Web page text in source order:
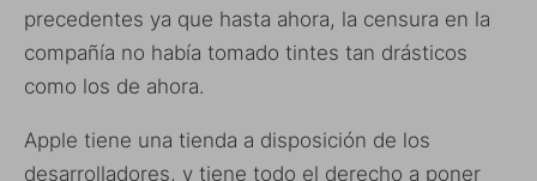
precedentes ya que hasta ahora, la censura en la
compañía no había tomado tintes tan drásticos
como los de ahora.
Apple tiene una tienda a disposición de los
desarrolladores, y tiene todo el derecho a poner